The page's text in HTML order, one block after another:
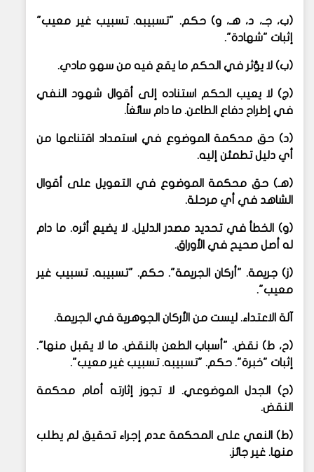
(ب، جـ، د، هـ، و) حكم. "تسبيبه. تسبيب غير معيب"
إثبات "شهادة".
(ب) لا يؤثر في الحكم ما يقع فيه من سهو مادي.
(ج) لا يعيب الحكم استناده إلى أقوال شهود النفي
في إطراح دفاع الطاعن. ما دام سائغاً.
(د) حق محكمة الموضوع في استمداد اقتناعها من
أي دليل تطمئن إليه.
(هـ) حق محكمة الموضوع في التعويل على أقوال
الشاهد في أي مرحلة.
(و) الخطأ في تحديد مصدر الدليل. لا يضيع أثره. ما دام
له أصل صحيح في الأوراق.
(ز) جريمة. "أركان الجريمة". حكم. "تسبيبه. تسبيب غير
معيب".
آلة الاعتداء. ليست من الأركان الجوهرية في الجريمة.
(ح، ط) نقض. "أسباب الطعن بالنقض. ما لا يقبل منها".
إثبات "خبرة". حكم. "تسبيبه. تسبيب غير معيب".
(ح) الجدل الموضوعي. لا تجوز إثارته أمام محكمة
النقض.
(ط) النعي على المحكمة عدم إجراء تحقيق لم يطلب
منها. غير جائز.